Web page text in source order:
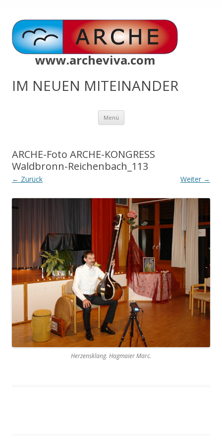
www.archeviva.com
IM NEUEN MITEINANDER
Menü Zum
springen
ARCHE-Foto ARCHE-KONGRESS
Waldbronn-Reichenbach_113
← Zurück Weiter →
Herzensklang. Hagmaier Marc.